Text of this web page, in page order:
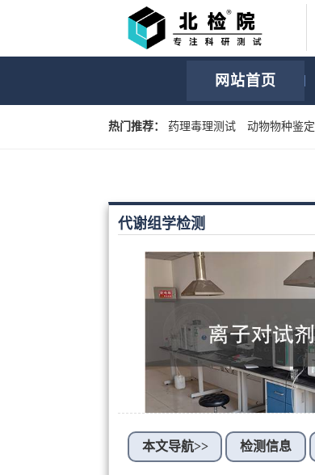
网站首页
热门推荐： 药理毒理测试 动物物种鉴定
代谢组学检测
本文导航>> 检测信息